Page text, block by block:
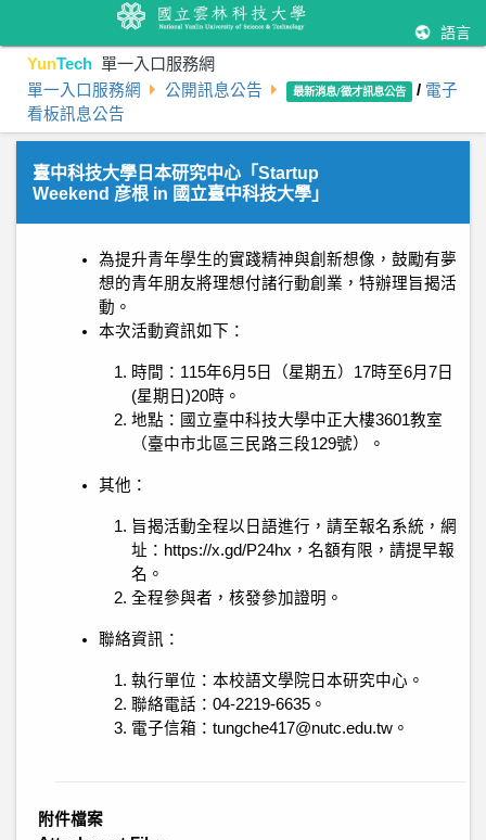
語言
YunTech 單一入口服務網
單一入口服務網 公開訊息公告 最新消息/徵才訊息公告 / 電子
看板訊息公告
臺中科技大學日本研究中心「Startup
Weekend 彦根 in 國立臺中科技大學」
為提升青年學生的實踐精神與創新想像，鼓勵有夢
想的青年朋友將理想付諸行動創業，特辦理旨揭活
動。
本次活動資訊如下：
時間：115年6月5日（星期五）17時至6月7日
(星期日)20時。
地點：國立臺中科技大學中正大樓3601教室
（臺中市北區三民路三段129號）。
其他：
旨揭活動全程以日語進行，請至報名系統，網
址：https://x.gd/P24hx，名額有限，請提早報
名。
全程參與者，核發參加證明。
聯絡資訊：
執行單位：本校語文學院日本研究中心。
聯絡電話：04-2219-6635。
電子信箱：tungche417@nutc.edu.tw。
附件檔案